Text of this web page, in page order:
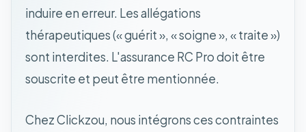
induire en erreur. Les allégations
thérapeutiques (« guérit », « soigne », « traite »)
sont interdites. L'assurance RC Pro doit être
souscrite et peut être mentionnée.
Chez Clickzou, nous intégrons ces contraintes